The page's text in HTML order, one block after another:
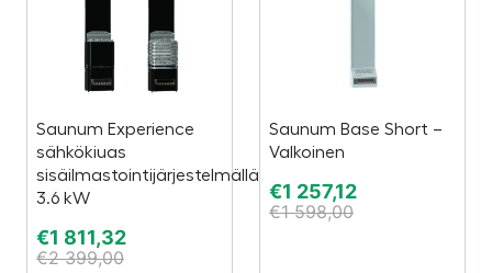
Saunum Experience
sähkökiuas
sisäilmastointijärjestelmällä
3.6 kW
€1 811,32
€2 399,00
Saunum Base Short –
Valkoinen
€1 257,12
€1 598,00